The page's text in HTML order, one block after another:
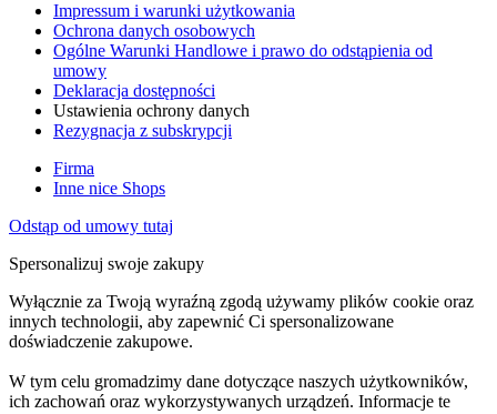
Impressum i warunki użytkowania
Ochrona danych osobowych
Ogólne Warunki Handlowe i prawo do odstąpienia od
umowy
Deklaracja dostępności
Ustawienia ochrony danych
Rezygnacja z subskrypcji
Firma
Inne nice Shops
Odstąp od umowy tutaj
Spersonalizuj swoje zakupy
Wyłącznie za Twoją wyraźną zgodą używamy plików cookie oraz
innych technologii, aby zapewnić Ci spersonalizowane
doświadczenie zakupowe.
W tym celu gromadzimy dane dotyczące naszych użytkowników,
ich zachowań oraz wykorzystywanych urządzeń. Informacje te